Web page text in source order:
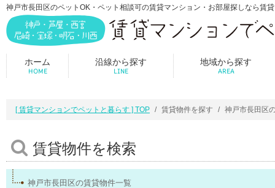
神戸市長田区のペットOK・ペット相談可の賃貸マンション・お部屋探しなら賃
ホーム
HOME
沿線から探す
LINE
地域から探す
AREA
[ 賃貸マンションでペットと暮らす ] TOP 賃貸物件を探す 神戸市長田区
賃貸物件を検索
神戸市長田区の賃貸物件一覧